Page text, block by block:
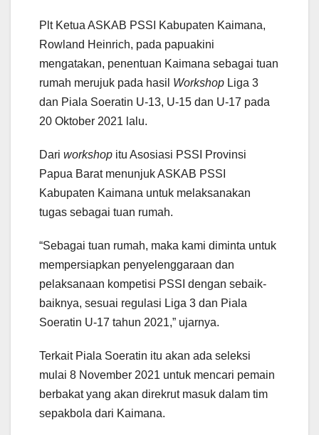
Plt Ketua ASKAB PSSI Kabupaten Kaimana,
Rowland Heinrich, pada papuakini
mengatakan, penentuan Kaimana sebagai tuan
rumah merujuk pada hasil Workshop Liga 3
dan Piala Soeratin U-13, U-15 dan U-17 pada
20 Oktober 2021 lalu.
Dari workshop itu Asosiasi PSSI Provinsi
Papua Barat menunjuk ASKAB PSSI
Kabupaten Kaimana untuk melaksanakan
tugas sebagai tuan rumah.
“Sebagai tuan rumah, maka kami diminta untuk
mempersiapkan penyelenggaraan dan
pelaksanaan kompetisi PSSI dengan sebaik-
baiknya, sesuai regulasi Liga 3 dan Piala
Soeratin U-17 tahun 2021,” ujarnya.
Terkait Piala Soeratin itu akan ada seleksi
mulai 8 November 2021 untuk mencari pemain
berbakat yang akan direkrut masuk dalam tim
sepakbola dari Kaimana.